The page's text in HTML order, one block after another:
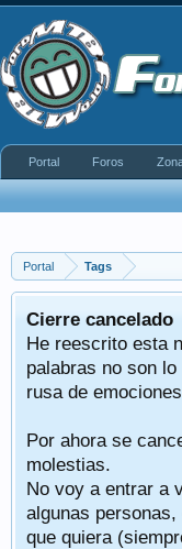
Portal Tags
Cierre cancelado
He reescrito esta
palabras no son
rusa de
Por ahora se
molestias.
No voy a entrar a
algunas
que quiera
Portal Foros